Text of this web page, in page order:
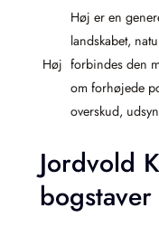
Høj
Høj er en
landskabet,
forbindes den
om forhøjede
overskud,
Jordvold
bogstaver